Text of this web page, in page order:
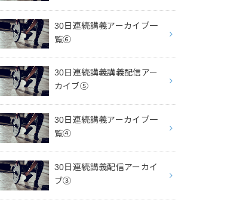
30日連続講義アーカイブ一
覧⑥
30日連続講義講義配信アー
カイブ⑤
30日連続講義アーカイブ一
覧④
30日連続講義配信アーカイ
ブ③